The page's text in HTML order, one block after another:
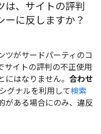
は、サイトの評判
ーに反しますか？
ツがサードパーティのコ
サイトの評判の不正使用
はなりません。 合わせ
グナルを利用して検索
がある場合にのみ、違反